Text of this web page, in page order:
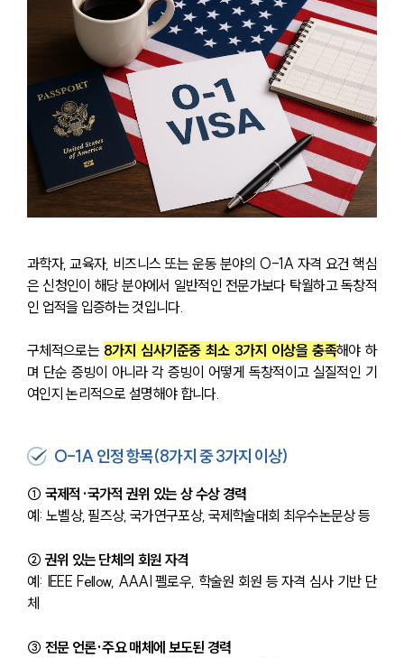
과학자, 교육자, 비즈니스 또는 운동 분야의 O-1A 자격 요건 핵심
은 신청인이 해당 분야에서 일반적인 전문가보다 탁월하고 독창적
인 업적을 입증하는 것입니다.
구체적으로는 8가지 심사기준중 최소 3가지 이상을 충족해야 하
며 단순 증빙이 아니라 각 증빙이 어떻게 독창적이고 실질적인 기
여인지 논리적으로 설명해야 합니다.
O-1A 인정 항목(8가지 중 3가지 이상)
① 국제적·국가적 권위 있는 상 수상 경력
예: 노벨상, 필즈상, 국가연구포상, 국제학술대회 최우수논문상 등
② 권위 있는 단체의 회원 자격
예: IEEE Fellow, AAAI 펠로우, 학술원 회원 등 자격 심사 기반 단
체
③ 전문 언론·주요 매체에 보도된 경력